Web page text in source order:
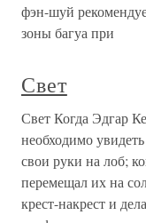
фэн-шуй
зоны багуа при
Свет
Свет Когда Эдгар
необходимо
свои руки на лоб;
перемещал их на
крест-накрест и